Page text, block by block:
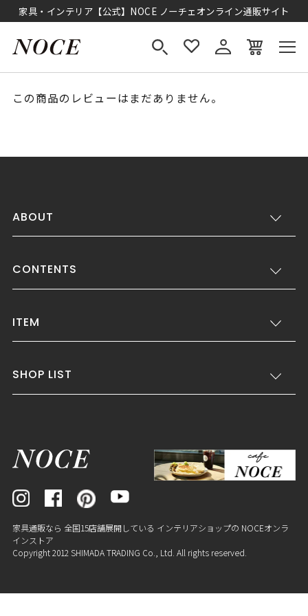
家具・インテリア【公式】NOCE ノーチェオンライン通販サイト
この商品のレビューはまだありません。
ABOUT
CONTENTS
ITEM
SHOP LIST
家具通販なら 全国15店舗展開している インテリアショップの NOCEオンラ
インストア
Copyright 2012 SHIMADA TRADING Co., Ltd. All rights reserved.